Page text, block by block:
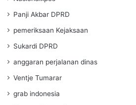
Panji Akbar DPRD
pemeriksaan Kejaksaan
Sukardi DPRD
anggaran perjalanan dinas
Ventje Tumarar
grab indonesia